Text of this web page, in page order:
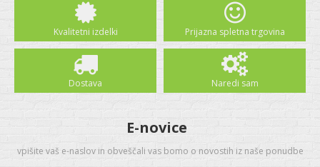
Kvalitetni izdelki Prijazna spletna trgovina
Dostava Naredi sam
E-novice
vpišite vaš e-naslov in obveščali vas bomo o novostih iz naše ponudbe